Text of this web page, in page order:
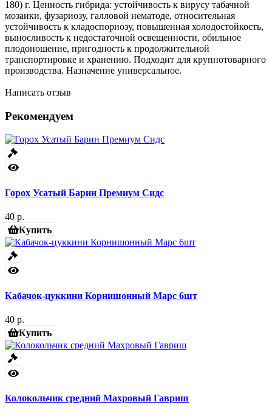
180) г. Ценность гибрида: устойчивость к вирусу табачной
мозаики, фузариозу, галловой нематоде, относительная
устойчивость к кладоспориозу, повышенная холодостойкость,
выносливость к недостаточной освещенности, обильное
плодоношение, пригодность к продолжительной
транспортировке и хранению. Подходит для крупнотоварного
производства. Назначение универсальное.
Написать отзыв
Рекомендуем
Горох Усатый Барин Премиум Сидс
40 р.
Купить
Кабачок-цуккини Корнишонный Марс 6шт
40 р.
Купить
Колокольчик средний Махровый Гавриш